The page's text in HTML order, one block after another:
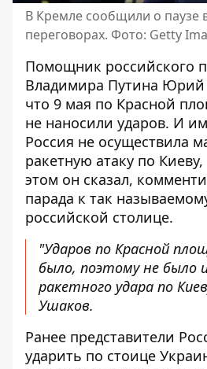
В Кремле сообщили о паузе
переговорах. Фото: Getty
Помощник российского
Владимира Путина Юрий
что 9 мая по Красной
не наносили ударов. И
Россия не осуществила
ракетную атаку по
этом он сказал,
парада к так
российской столице.
"Ударов по Красной
было, поэтому не было
ракетного удара по
Ушаков.
Ранее представители
ударить по стоице